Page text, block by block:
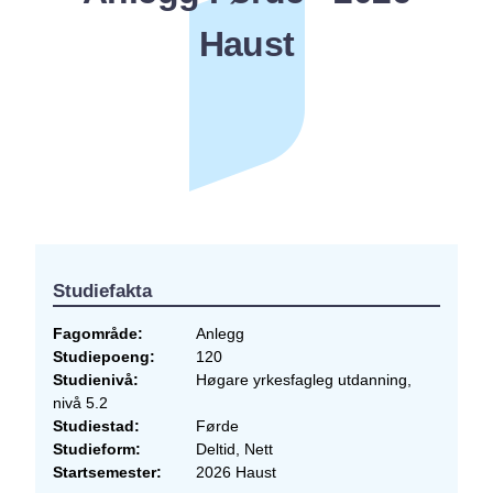
Haust
Studiefakta
Fagområde
Anlegg
Studiepoeng
120
Studienivå
Høgare yrkesfagleg utdanning,
nivå 5.2
Studiestad
Førde
Studieform
Deltid, Nett
Startsemester
2026 Haust